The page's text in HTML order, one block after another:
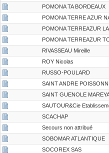
POMONA TA BORDEAUX
POMONA TERRE AZUR
POMONA TERREAZUR
POMONA TERREAZUR
RIVASSEAU Mireille
ROY Nicolas
RUSSO-POULARD
SAINT ANDRE
SAINT GUENOLE
SAUTOUR&Cie
SCACHAP
Secours non attribué
SOBOMAR ATLANTIQUE
SOCOREX SAS